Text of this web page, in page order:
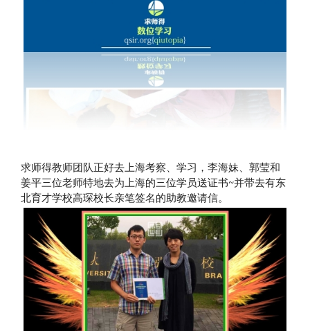
求师得教师团队正好去上海考察、学习，李海妹、郭莹和
姜平三位老师特地去为上海的三位学员送证书~并带去有东
北育才学校高琛校长亲笔签名的助教邀请信。